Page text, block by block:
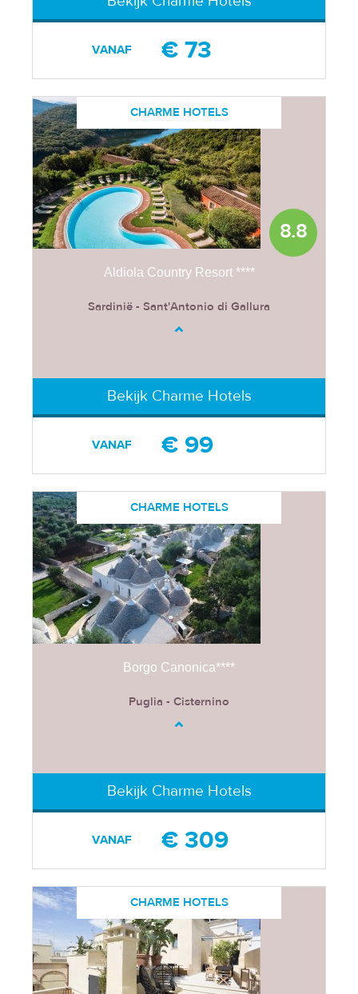
VANAF € 73
CHARME HOTELS
8.8
Aldiola Country Resort ****
Sardinië - Sant'Antonio di Gallura
Bekijk Charme Hotels
VANAF € 99
CHARME HOTELS
Borgo Canonica****
Puglia - Cisternino
Bekijk Charme Hotels
VANAF € 309
CHARME HOTELS